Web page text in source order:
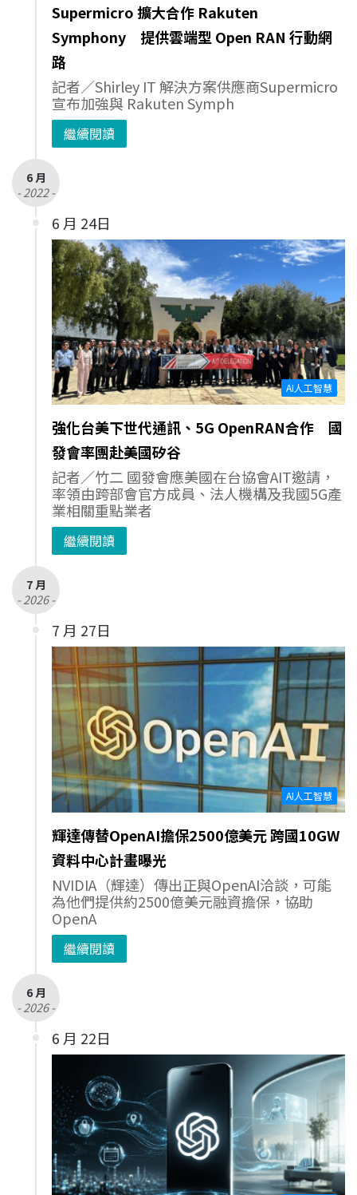
Supermicro 擴大合作 Rakuten
Symphony 提供雲端型 Open RAN 行動網
路
記者／Shirley IT 解決方案供應商Supermicro
宣布加強與 Rakuten Symph
繼續閱讀
6 月
- 2022 -
6 月 24日
AI人工智慧
強化台美下世代通訊、5G OpenRAN合作 國
發會率團赴美國矽谷
記者／竹二 國發會應美國在台協會AIT邀請，
率領由跨部會官方成員、法人機構及我國5G產
業相關重點業者
繼續閱讀
7 月
- 2026 -
7 月 27日
AI人工智慧
輝達傳替OpenAI擔保2500億美元 跨國10GW
資料中心計畫曝光
NVIDIA（輝達）傳出正與OpenAI洽談，可能
為他們提供約2500億美元融資擔保，協助
OpenA
繼續閱讀
6 月
- 2026 -
6 月 22日